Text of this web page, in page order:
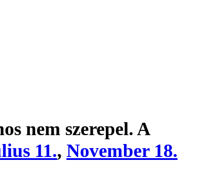
nem szerepel. A
11., November 18.